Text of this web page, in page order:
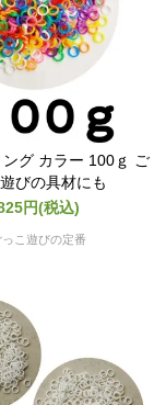
グ カラー 100ｇ ご
びの具材にも
円(税込)
っこ遊びの定番